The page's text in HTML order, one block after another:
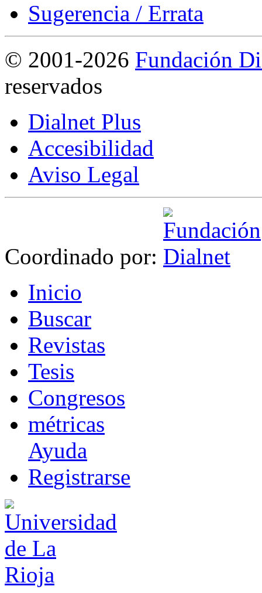
Sugerencia / Errata
© 2001-2026 Fundación
reservados
Dialnet Plus
Accesibilidad
Aviso Legal
Coordinado por:
Inicio
Buscar
Revistas
Tesis
Congresos
métricas
Ayuda
Registrarse